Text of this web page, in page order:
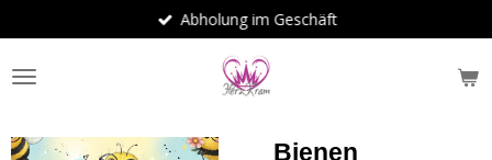
Hauptinhalt
springen
Abholung im Geschäft
Bienen